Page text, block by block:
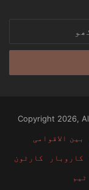
بین الاقوامی
کاروبار
کارٹون
ٹیم